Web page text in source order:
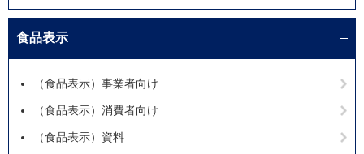
食品表示
（食品表示）事業者向け
（食品表示）消費者向け
（食品表示）資料